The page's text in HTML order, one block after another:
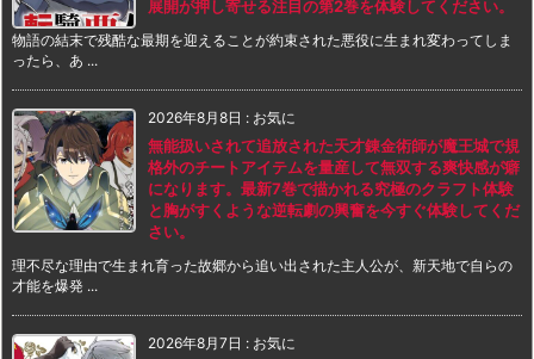
展開が押し寄せる注目の第2巻を体験してください。
物語の結末で残酷な最期を迎えることが約束された悪役に生まれ変わってしま
ったら、あ ...
2026年8月8日 : お気に
無能扱いされて追放された天才錬金術師が魔王城で規
格外のチートアイテムを量産して無双する爽快感が癖
になります。最新7巻で描かれる究極のクラフト体験
と胸がすくような逆転劇の興奮を今すぐ体験してくだ
さい。
理不尽な理由で生まれ育った故郷から追い出された主人公が、新天地で自らの
才能を爆発 ...
2026年8月7日 : お気に